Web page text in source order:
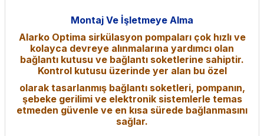
Montaj Ve İşletmeye Alma
Alarko Optima sirkülasyon pompaları çok hızlı ve
kolayca devreye alınmalarına yardımcı olan
bağlantı kutusu ve bağlantı soketlerine sahiptir.
Kontrol kutusu üzerinde yer alan bu özel
olarak tasarlanmış bağlantı soketleri, pompanın,
şebeke gerilimi ve elektronik sistemlerle temas
etmeden güvenle ve en kısa sürede bağlanmasını
sağlar.